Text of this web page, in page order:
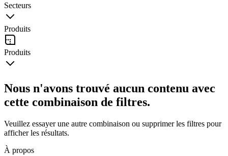
Secteurs
Produits
Produits
Nous n'avons trouvé aucun contenu avec
cette combinaison de filtres.
Veuillez essayer une autre combinaison ou supprimer les filtres pour
afficher les résultats.
À propos